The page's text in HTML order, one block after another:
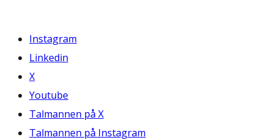
Instagram
Linkedin
X
Youtube
Talmannen på X
Talmannen på Instagram